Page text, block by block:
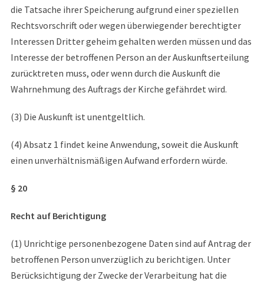
die Tatsache ihrer Speicherung aufgrund einer speziellen
Rechtsvorschrift oder wegen überwiegender berechtigter
Interessen Dritter geheim gehalten werden müssen und das
Interesse der betroffenen Person an der Auskunftserteilung
zurücktreten muss, oder wenn durch die Auskunft die
Wahrnehmung des Auftrags der Kirche gefährdet wird.
(3) Die Auskunft ist unentgeltlich.
(4) Absatz 1 findet keine Anwendung, soweit die Auskunft
einen unverhältnismäßigen Aufwand erfordern würde.
§ 20
Recht auf Berichtigung
(1) Unrichtige personenbezogene Daten sind auf Antrag der
betroffenen Person unverzüglich zu berichtigen. Unter
Berücksichtigung der Zwecke der Verarbeitung hat die